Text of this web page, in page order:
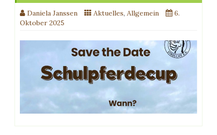
Daniela Janssen Aktuelles, Allgemein
6.
Oktober 2025